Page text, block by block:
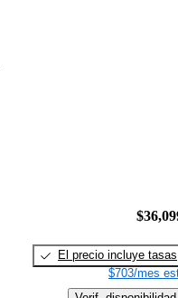
El precio incluye tasas
$703/mes